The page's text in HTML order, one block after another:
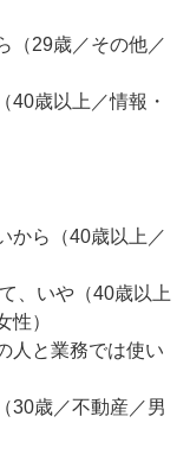
（29歳／その他／
40歳以上／情報・
から（40歳以上／
、いや（40歳以上
性）
人と業務では使い
30歳／不動産／男